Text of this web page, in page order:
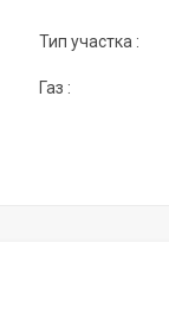
Тип участка :
Газ :